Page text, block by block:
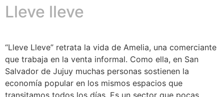
Lleve lleve
“Lleve Lleve” retrata la vida de Amelia, una comerciante
que trabaja en la venta informal. Como ella, en San
Salvador de Jujuy muchas personas sostienen la
economía popular en los mismos espacios que